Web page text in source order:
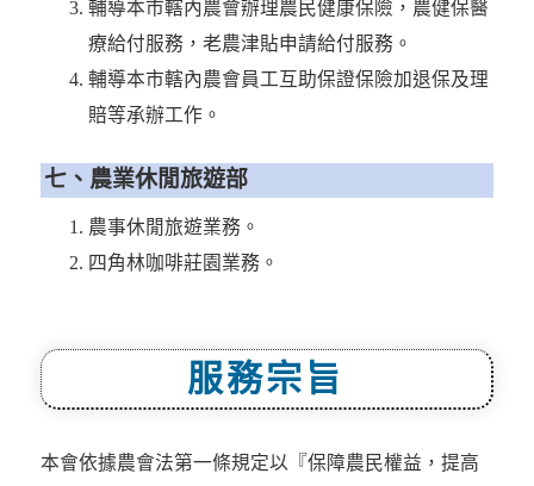
輔導本市轄內農會辦理農民健康保險，農健保醫
療給付服務，老農津貼申請給付服務。
輔導本市轄內農會員工互助保證保險加退保及理
賠等承辦工作。
七、農業休閒旅遊部
農事休閒旅遊業務。
四角林咖啡莊園業務。
服務宗旨
本會依據農會法第一條規定以『保障農民權益，提高